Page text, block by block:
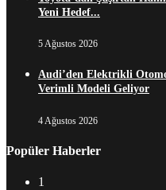
Yeni Hedef...
5 Ağustos 2026
Audi’den Elektrikli
Verimli Modeli Geliyor
4 Ağustos 2026
Popüler Haberler
1